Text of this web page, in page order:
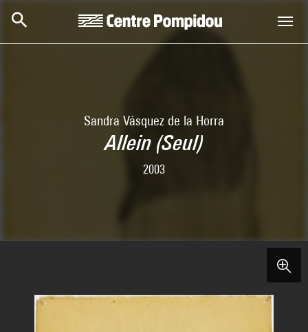
Sandra Vásquez de la Horra
Allein (Seul)
2003